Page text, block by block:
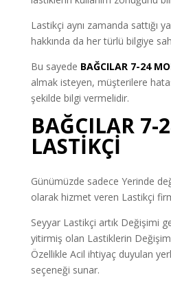
Lastikçi aynı zamanda sattığı
hakkında da her türlü bilgiye
Bu sayede BAĞCILAR 7-24
almak isteyen, müşterilere
şekilde bilgi vermelidir.
BAĞCILAR 7-
LASTİKÇİ
Günümüzde sadece Yerinde
olarak hizmet veren Lastikçi
Seyyar Lastikçi artık Değişimi
yitirmiş olan Lastiklerin
Özellikle Acil ihtiyaç duyulan
seçeneği sunar.